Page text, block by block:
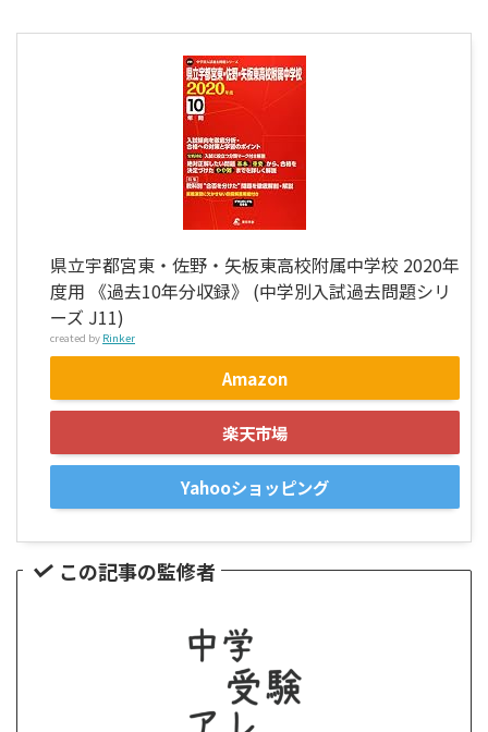
県立宇都宮東・佐野・矢板東高校附属中学校 2020年
度用 《過去10年分収録》 (中学別入試過去問題シリ
ーズ J11)
created by Rinker
Amazon
楽天市場
Yahooショッピング
この記事の監修者